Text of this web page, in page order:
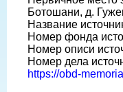
Ботошани, д.
Название
Номер фонда
Номер описи
Номер дела
https://obd-